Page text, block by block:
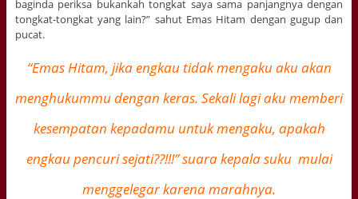
baginda periksa bukankah tongkat saya sama panjangnya dengan
tongkat-tongkat yang lain?” sahut Emas Hitam dengan gugup dan
pucat.
“Emas Hitam, jika engkau tidak mengaku aku akan
menghukummu dengan keras. Sekali lagi aku memberi
kesempatan kepadamu untuk mengaku, apakah
engkau pencuri sejati??!!!” suara kepala suku mulai
menggelegar karena marahnya.